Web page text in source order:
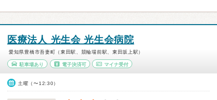
医療法人 光生会 光生会病院
愛知県豊橋市吾妻町（東田駅、競輪場前駅、東田坂上駅）
駐車場あり 電子決済可 マイナ受付
土曜（〜12:30）